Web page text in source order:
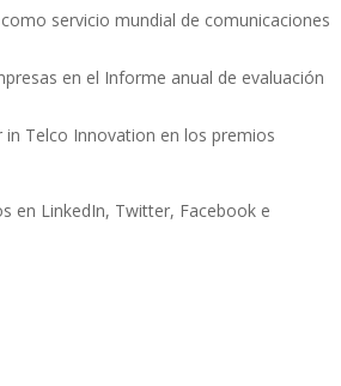
servicio mundial de comunicaciones
en el Informe anual de evaluación
Telco Innovation en los premios
en LinkedIn, Twitter, Facebook e